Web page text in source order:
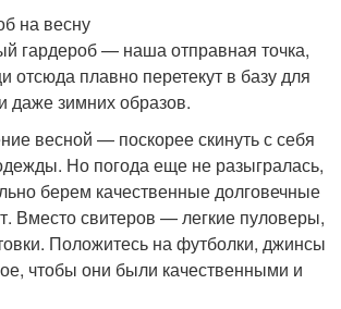
на весну
гардероб — наша отправная точка,
отсюда плавно перетекут в базу для
даже зимних образов.
весной — поскорее скинуть с себя
Но погода еще не разыгралась,
берем качественные долговечные
Вместо свитеров — легкие пуловеры,
Положитесь на футболки, джинсы
чтобы они были качественными и